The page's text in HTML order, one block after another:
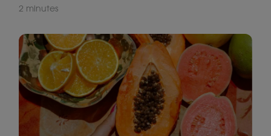
2 minutes